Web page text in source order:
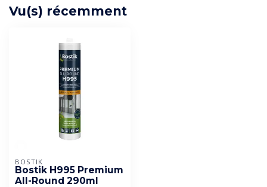
Vu(s) récemment
BOSTIK
Bostik H995 Premium
All-Round 290ml